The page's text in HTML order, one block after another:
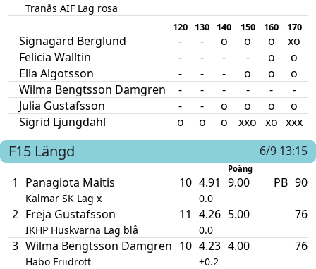
Tranås AIF Lag rosa
120 130 140 150 160 170
Signagärd Berglund - - o o o xo
Felicia Walltin
- - - - o o
Ella Algotsson
- - - o o o
Wilma Bengtsson Damgren
- - - - -
-
Julia Gustafsson
- - o o o o
Sigrid Ljungdahl
o o o xxo xo xxx
F15 Längd 6/9 13:15
Poäng
1 Panagiota Maitis
Kalmar SK Lag x
10 4.91
0.0
9.00 PB 905
2 Freja Gustafsson
IKHP Huskvarna Lag blå
11 4.26
0.0
5.00 769
3 Wilma Bengtsson Damgren
Habo Friidrott
10 4.23
+0.2
4.00 762